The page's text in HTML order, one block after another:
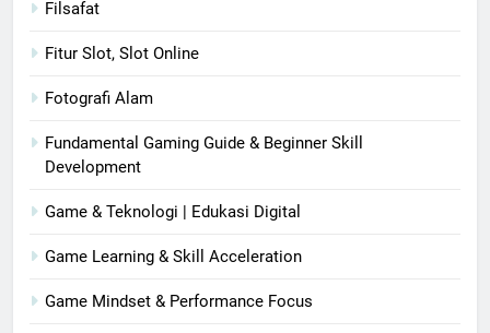
Filsafat
Fitur Slot, Slot Online
Fotografi Alam
Fundamental Gaming Guide & Beginner Skill
Development
Game & Teknologi | Edukasi Digital
Game Learning & Skill Acceleration
Game Mindset & Performance Focus